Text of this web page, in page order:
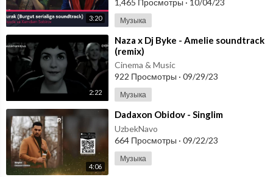
3:20 Музыка
2:22
⁣Naza x Dj Byke - Amelie soundtrack
(remix)
Cinema & Music
922 Просмотры · 09/29/23
Музыка
4:06
⁣Dadaxon Obidov - Singlim
UzbekNavo
664 Просмотры · 09/22/23
Музыка